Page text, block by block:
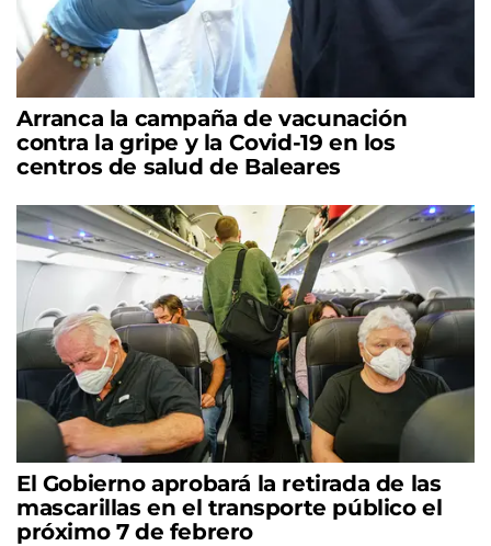
Arranca la campaña de vacunación
contra la gripe y la Covid-19 en los
centros de salud de Baleares
El Gobierno aprobará la retirada de las
mascarillas en el transporte público el
próximo 7 de febrero